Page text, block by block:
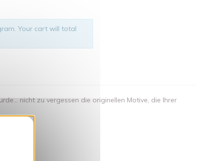
Your cart will total
nicht zu vergessen die originellen Motive, die Ihrer